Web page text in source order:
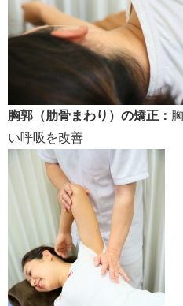
胸郭（肋骨まわり）の矯正：
い呼吸を改善